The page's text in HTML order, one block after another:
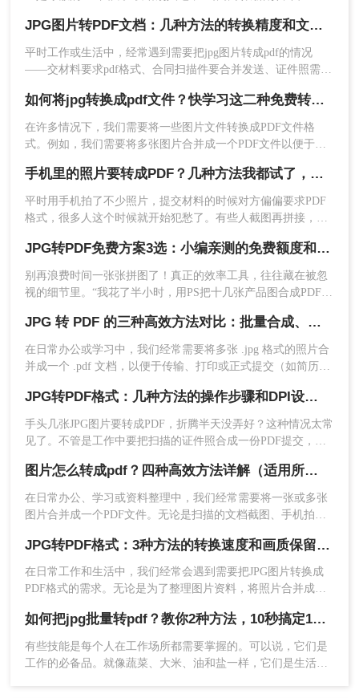
点击“开始转换”，等待系统处理完成。
转换完成后，点击“立即下载”保存PDF文件到
本地。
注意：确保网络连接稳定，否则上传和转换可能失
败或超时。如果图片数量很多（比如几十张以
上），建议分批上传或改用桌面软件，避免浏览器
自动删除机制，但谨慎起见还是优先考虑本地处理
方法。
适用场景提示
手头只有几张到十几张图片、不想安装软件、
临时应急处理——优先选在线工具。
方法二：使用专业转换软件（批量处理、功能
全面）
工作中需要经常把大量图片转成PDF，或者图片数
量很多（几十上百张），用在线工具一个个上传太
耗时，这时候专业转换软件更靠谱。转转大师pdf转
换器桌面版就是针对这种场景设计的——支持批量
添加整个文件夹的图片，转换速度快，还能精细调
整输出参数。
优点：支持批量处理，一次性添加整个文件
夹；转换速度快，不受网络影响；功能更全
面，可调整图片旋转、页面顺序、输出质量
等；无需排队等待。
缺点：需要下载安装软件，占用一定的系统资
源；部分功能可能需要付费解锁。
能一次性解决传输和整理的问题。PDF格式稳定、跨平台兼容
性好，不管在电脑还是手机上打开，排版都不会乱。
JPG图片转PDF文档：几种方法的转换精度和文件体积对比！
平时工作或生活中，经常遇到需要把jpg图片转成pdf的情况
——交材料要求pdf格式、合同扫描件要合并发送、证件照需要
档，出来的结果要么推荐一堆没听过的软件，要么方法写得云
里雾里，跟着操作半天还是没搞定。
如何将jpg转换成pdf文件？快学习这二种免费转换方法!
在许多情况下，我们需要将一些图片文件转换成PDF文件格
式。例如，我们需要将多张图片合并成一个PDF文件以便于存
式，将图片转换为PDF文件还可以使其更容易在各种设备上查
看和共享。那么如何将jpg转换成pdf文件呢？今天小编就分享
二免费好用的转换方法，希望可以帮到大家。
手机里的照片要转成PDF？几种方法我都试了，照着做就行！
平时用手机拍了不少照片，提交材料的时候对方偏偏要求PDF
格式，很多人这个时候就开始犯愁了。有些人截图再拼接，搞
就是转出来图片变形。其实照片如何转换成pdf并不复杂，关键
是选对方法。接下来我会按照在线转换、批量处理、系统自
带、手机操作这几个不同场景，分别讲清楚每种做法的步骤和
注意点，你对照自己的情况选一种就行。
JPG转PDF免费方案3选：小编亲测的免费额度和转换效果！
别再浪费时间一张张拼图了！真正的效率工具，往往藏在被忽
视的细节里。“我花了半小时，用PS把十几张产品图合成PDF，
无数职场人的效率痛点。
JPG 转 PDF 的三种高效方法对比：批量合成、高清无损、零弹窗！
在日常办公或学习中，我们经常需要将多张 .jpg 格式的照片合
并成一个 .pdf 文档，以便于传输、打印或正式提交（如简历附
夹杂着广告弹窗、强制下载捆绑软件，甚至压缩画质。为了帮
你真正解决难题，本文梳理了三种安全、有效且无需安装第三
方插件的转换方案。这三种方案均能保证图片高清无损，并支
持“多图合成一册”的核心需求。下文先从 操作门槛、批量能
力、隐私安全、网络依赖 四个维度给出直观对比，再逐一详解
JPG转PDF格式：几种方法的操作步骤和DPI设置！
手头几张JPG图片要转成PDF，折腾半天没弄好？这种情况太常
见了。不管是工作中要把扫描的证件照合成一份PDF提交，还
式这个问题总会冒出来。我自己也遇到过，当时试了好几种路
子，有些确实方便，有些则踩了不少坑。
图片怎么转成pdf？四种高效方法详解（适用所有用户）
在日常办公、学习或资料整理中，我们经常需要将一张或多张
图片合并成一个PDF文件。无论是扫描的文档截图、手机拍下
印或发送。很多用户会问“图片怎么转成PDF”？本文从专业角
度出发，提供四种无需安装竞品软件的可靠方法，涵盖
Windows、Mac、命令行工具和在线平台，每个方法均经过实测
JPG转PDF格式：3种方法的转换速度和画质保留对比！
在日常工作和生活中，我们经常会遇到需要把JPG图片转换成
PDF格式的需求。无论是为了整理图片资料，将照片合并成一
项非常实用的功能。那么怎么把JPG转换成PDF格式呢？本文将
为您介绍几种简单易行的方法，让您能够轻松完成JPG到PDF的
转换。让我们一起来看看吧！
如何把jpg批量转pdf？教你2种方法，10秒搞定100张图片
有些技能是每个人在工作场所都需要掌握的。可以说，它们是
工作的必备品。就像蔬菜、大米、油和盐一样，它们是生活必